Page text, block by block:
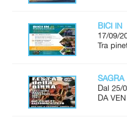
BICI IN
17/09/
Tra
SAGRA
Dal 25/
DA